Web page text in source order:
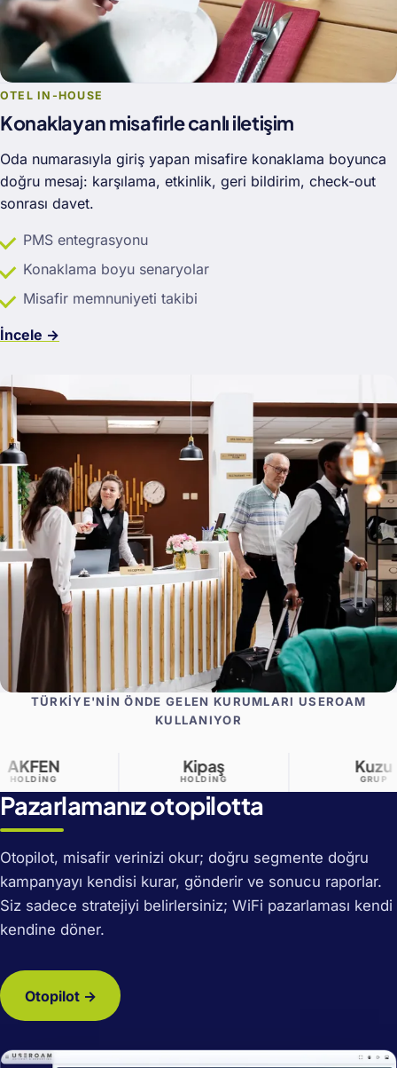
OTEL IN-HOUSE
Konaklayan misafirle canlı iletişim
Oda numarasıyla giriş yapan misafire konaklama boyunca
doğru mesaj: karşılama, etkinlik, geri bildirim, check-out
sonrası davet.
PMS entegrasyonu
Konaklama boyu senaryolar
Misafir memnuniyeti takibi
İncele →
TÜRKIYE'NIN ÖNDE GELEN KURUMLARI USEROAM
KULLANIYOR
Pazarlamanız otopilotta
Otopilot, misafir verinizi okur; doğru segmente doğru
kampanyayı kendisi kurar, gönderir ve sonucu raporlar.
Siz sadece stratejiyi belirlersiniz; WiFi pazarlaması kendi
kendine döner.
Otopilot →